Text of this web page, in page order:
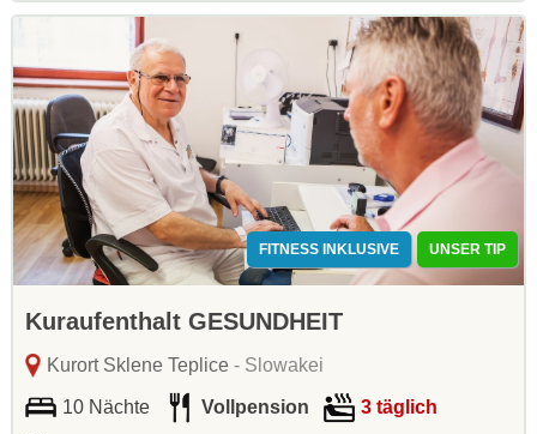
FITNESS INKLUSIVE UNSER TIP
Kuraufenthalt GESUNDHEIT
Kurort Sklene Teplice- Slowakei
10 Nächte Vollpension 3 täglich